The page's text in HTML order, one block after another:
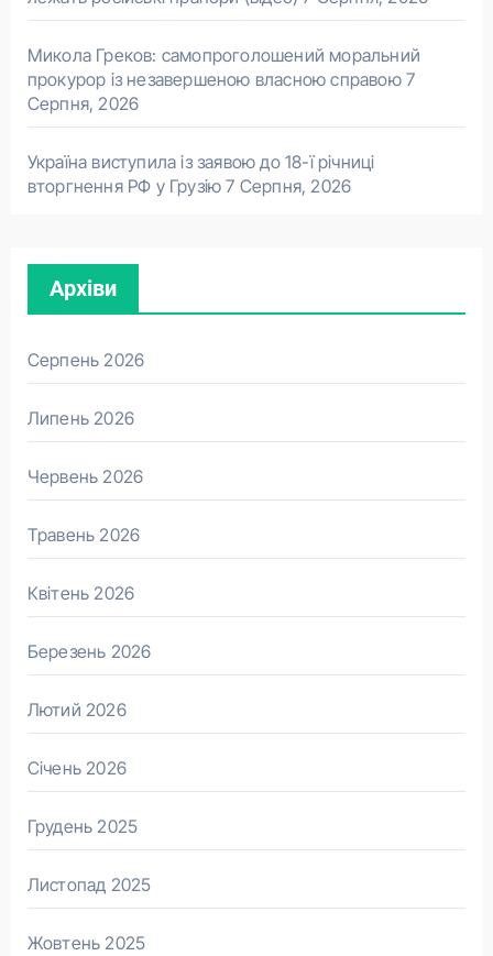
Микола Греков: самопроголошений моральний
прокурор із незавершеною власною справою 7
Серпня, 2026
Україна виступила із заявою до 18-ї річниці
вторгнення РФ у Грузію 7 Серпня, 2026
Архіви
Серпень 2026
Липень 2026
Червень 2026
Травень 2026
Квітень 2026
Березень 2026
Лютий 2026
Січень 2026
Грудень 2025
Листопад 2025
Жовтень 2025